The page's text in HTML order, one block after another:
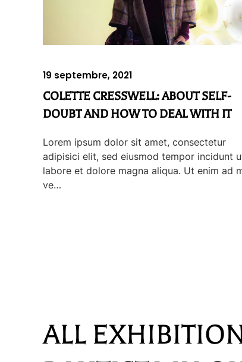
19 septembre, 2021
COLETTE CRESSWELL: ABOUT SELF-
DOUBT AND HOW TO DEAL WITH IT
Lorem ipsum dolor sit amet, consectetur
adipisici elit, sed eiusmod tempor incidunt
labore et dolore magna aliqua. Ut enim ad
ve…
ALL